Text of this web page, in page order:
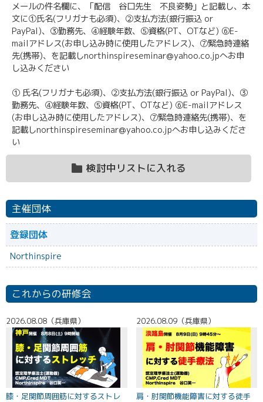
メールの件名欄に、「配信 谷口先生 不良姿勢」と記載し、本
文に①氏名(フリガナも必須)、②支払方法(銀行振込 or
PayPal)、③勤務先、④経験年数、⑤資格(PT、OTなど) ⑥E-
mailアドレス(お申し込み時に使用したアドレス)、⑦緊急時連絡
先(携帯)、を記載しnorthinspireseminar@yahoo.co.jpへお申
し込みください
① 氏名(フリガナも必須)、②支払方法(銀行振込 or PayPal)、③
勤務先、④経験年数、⑤資格(PT、OTなど) ⑥E-mailアドレス
(お申し込み時に使用したアドレス)、⑦緊急時連絡先(携帯)、を
記載しnorthinspireseminar@yahoo.co.jpへお申し込みくださ
い
検討中リストに入れる
主催団体
登録団体
Northinspire
これからの研修会
2026.08.08（兵庫県）
膝・足関節周囲筋に対するストレ
2026.08.09（兵庫県）
肩・肘関節機能障害に対する徒手